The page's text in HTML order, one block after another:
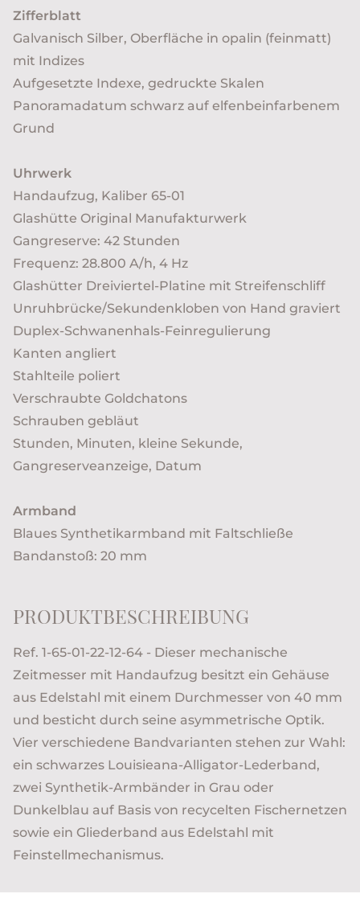
Zifferblatt
Galvanisch Silber, Oberfläche in opalin (feinmatt)
mit Indizes
Aufgesetzte Indexe, gedruckte Skalen
Panoramadatum schwarz auf elfenbeinfarbenem
Grund
Uhrwerk
Handaufzug, Kaliber 65-01
Glashütte Original Manufakturwerk
Gangreserve: 42 Stunden
Frequenz: 28.800 A/h, 4 Hz
Glashütter Dreiviertel-Platine mit Streifenschliff
Unruhbrücke/Sekundenkloben von Hand graviert
Duplex-Schwanenhals-Feinregulierung
Kanten angliert
Stahlteile poliert
Verschraubte Goldchatons
Schrauben gebläut
Stunden, Minuten, kleine Sekunde,
Gangreserveanzeige, Datum
Armband
Blaues Synthetikarmband mit Faltschließe
Bandanstoß: 20 mm
PRODUKTBESCHREIBUNG
Ref. 1-65-01-22-12-64 - Dieser mechanische
Zeitmesser mit Handaufzug besitzt ein Gehäuse
aus Edelstahl mit einem Durchmesser von 40 mm
und besticht durch seine asymmetrische Optik.
Vier verschiedene Bandvarianten stehen zur Wahl:
ein schwarzes Louisieana-Alligator-Lederband,
zwei Synthetik-Armbänder in Grau oder
Dunkelblau auf Basis von recycelten Fischernetzen
sowie ein Gliederband aus Edelstahl mit
Feinstellmechanismus.